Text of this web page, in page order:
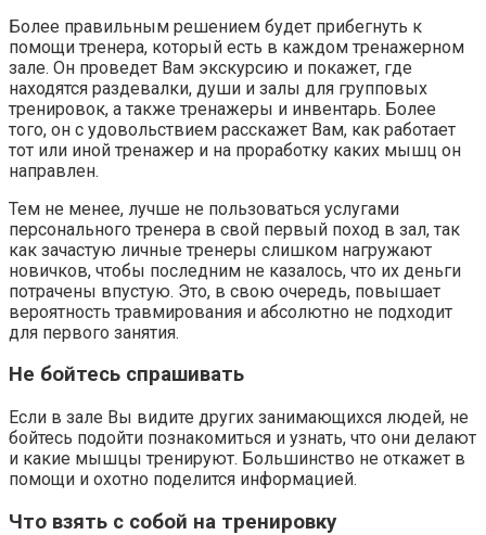
Более правильным решением будет прибегнуть к
помощи тренера, который есть в каждом тренажерном
зале. Он проведет Вам экскурсию и покажет, где
находятся раздевалки, души и залы для групповых
тренировок, а также тренажеры и инвентарь. Более
того, он с удовольствием расскажет Вам, как работает
тот или иной тренажер и на проработку каких мышц он
направлен.
Тем не менее, лучше не пользоваться услугами
персонального тренера в свой первый поход в зал, так
как зачастую личные тренеры слишком нагружают
новичков, чтобы последним не казалось, что их деньги
потрачены впустую. Это, в свою очередь, повышает
вероятность травмирования и абсолютно не подходит
для первого занятия.
Не бойтесь спрашивать
Если в зале Вы видите других занимающихся людей, не
бойтесь подойти познакомиться и узнать, что они делают
и какие мышцы тренируют. Большинство не откажет в
помощи и охотно поделится информацией.
Что взять с собой на тренировку